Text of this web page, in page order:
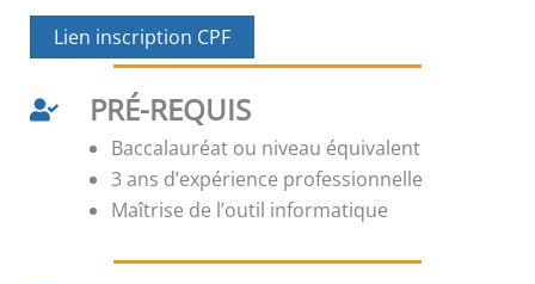
Lien inscription CPF
PRÉ-REQUIS
Baccalauréat ou niveau équivalent
3 ans d’expérience professionnelle
Maîtrise de l’outil informatique